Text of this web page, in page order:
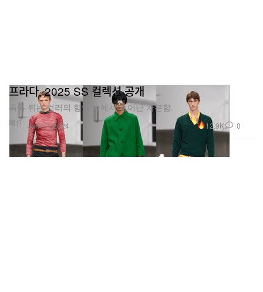
패션
프라다, 2025 SS 컬렉션 공개
톡톡 튀는 컬러의 향연 속에서 피어난 차분함.
Jun 17, 2024 12.9K 0